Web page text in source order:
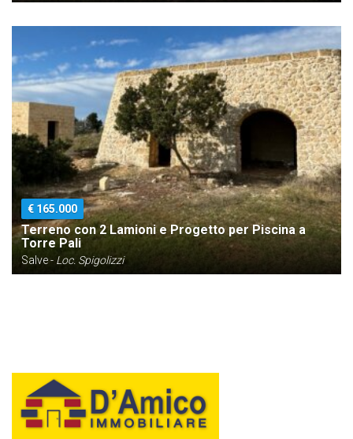
€ 165.000
Terreno con 2 Lamioni e Progetto per Piscina a
Torre Pali
Salve - Loc. Spigolizzi